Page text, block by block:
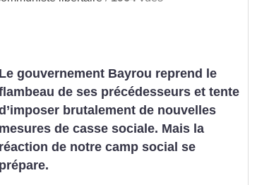
Le gouvernement Bayrou reprend le
de ses précédesseurs et tente
brutalement de nouvelles
mesures de casse sociale. Mais la
réaction de notre camp social se
prépare.